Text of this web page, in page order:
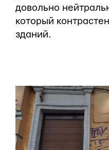
довольно
который
зданий.